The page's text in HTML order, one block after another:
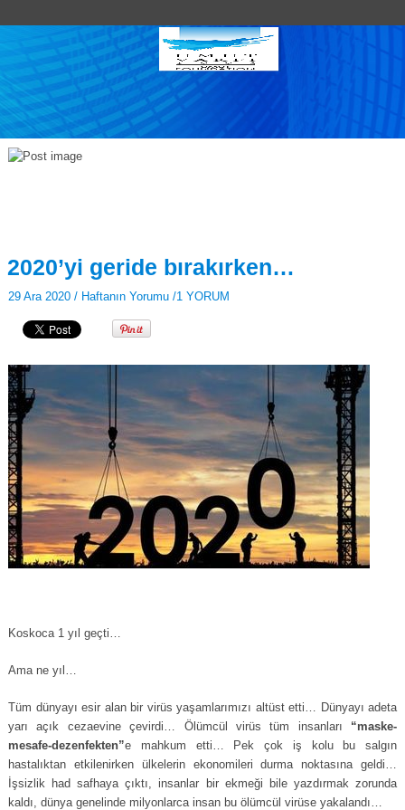
2020’yi geride bırakırken…
29 Ara 2020 / Haftanın Yorumu /1 YORUM
Koskoca 1 yıl geçti…
Ama ne yıl…
Tüm dünyayı esir alan bir virüs yaşamlarımızı altüst etti… Dünyayı adeta
yarı açık cezaevine çevirdi… Ölümcül virüs tüm insanları “maske-
mesafe-dezenfekten”e mahkum etti… Pek çok iş kolu bu salgın
hastalıktan etkilenirken ülkelerin ekonomileri durma noktasına geldi…
İşsizlik had safhaya çıktı, insanlar bir ekmeği bile yazdırmak zorunda
kaldı, dünya genelinde milyonlarca insan bu ölümcül virüse yakalandı…